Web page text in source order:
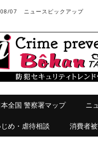
07 ニュースピックアップ
インメニュ
本全国 警察署マップ ニ
め・虐待相談 消費者